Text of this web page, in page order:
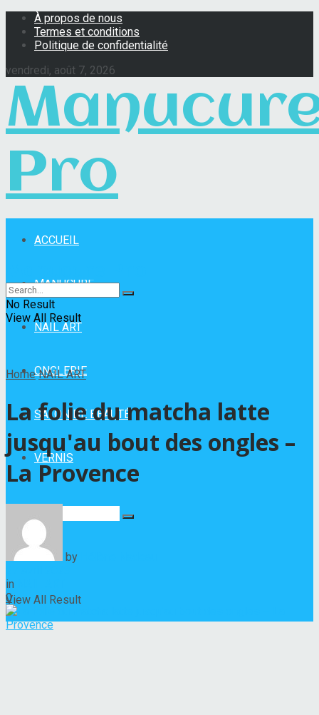
À propos de nous
Termes et conditions
Politique de confidentialité
vendredi, août 7, 2026
Pro
ACCUEIL
MANUCURE
NAIL ART
ONGLERIE
SALON DE BEAUTÉ
VERNIS
No Result
View All Result
No Result
View All Result
Home NAIL ART
La folie du matcha latte
jusqu'au bout des ongles –
La Provence
by
in
0